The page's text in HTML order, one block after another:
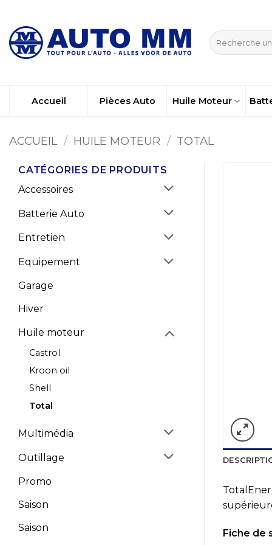
contenu
Recherche
pour :
Accueil Pièces Auto Huile Moteur
ACCUEIL / HUILE MOTEUR / TOTAL
CATÉGORIES DE PRODUITS
Accessoires
Batterie Auto
Entretien
Equipement
Garage
Hiver
Huile moteur
Castrol
Kroon oil
Shell
Total
Multimédia
Outillage
Promo
Saison
Saison
Fiche de